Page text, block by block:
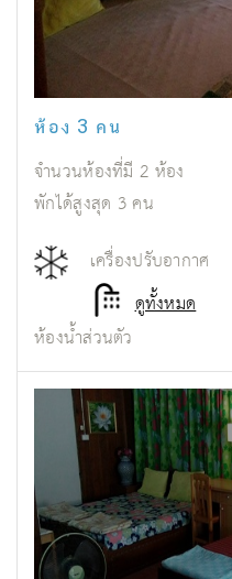
ห้อง 3 คน
จำนวนห้องที่มี 2 ห้อง
พักได้สูงสุด 3คน
เครื่องปรับอากาศ
ห้องน้ำส่วนตัว
ดูทั้งหมด